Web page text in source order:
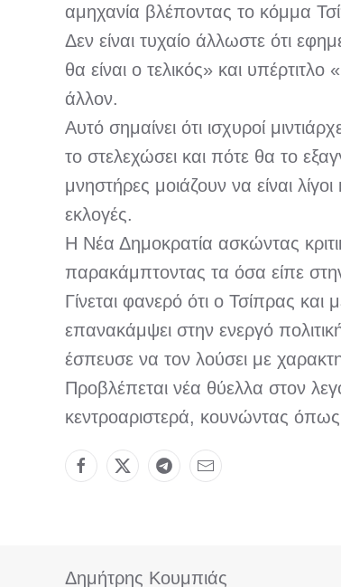
αμηχανία βλέποντας το κόμμα
Δεν είναι τυχαίο άλλωστε ότι
θα είναι ο τελικός» και
άλλον.
Αυτό σημαίνει ότι ισχυροί
το στελεχώσει και πότε θα το
μνηστήρες μοιάζουν να είναι
εκλογές.
Η Νέα Δημοκρατία ασκώντας
παρακάμπτοντας τα όσα είπε
Γίνεται φανερό ότι ο Τσίπρας
επανακάμψει στην ενεργό
έσπευσε να τον λούσει με
Προβλέπεται νέα θύελλα στον
κεντροαριστερά, κουνώντας
Δημήτρης Κουμπιάς